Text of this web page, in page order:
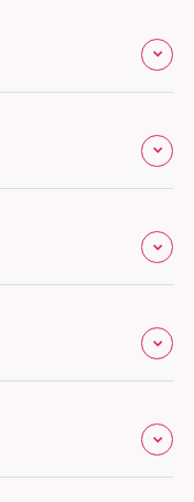
ス川口元郷
ンター
下（うめちか）
イズ福岡もも